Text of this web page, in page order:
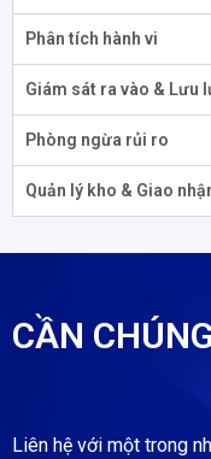
Phân tích hành vi
Giám sát ra vào & Lưu
Phòng ngừa rủi ro
Quản lý kho & Giao
CẦN
Liên hệ với một trong